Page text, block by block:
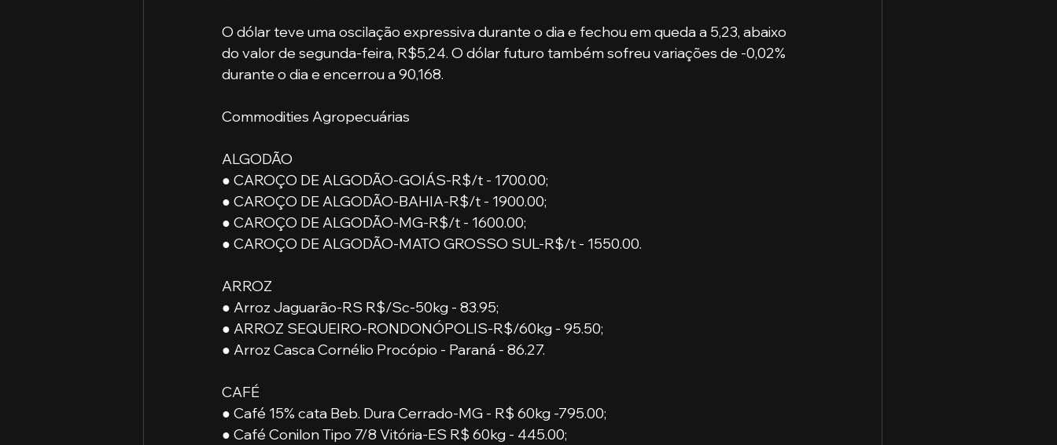
O dólar teve uma oscilação expressiva durante o dia e fechou em queda a 5,23, abaixo
do valor de segunda-feira, R$5,24. O dólar futuro também sofreu variações de -0,02%
durante o dia e encerrou a 90,168.
Commodities Agropecuárias
ALGODÃO
● CAROÇO DE ALGODÃO-GOIÁS-R$/t - 1700.00;
● CAROÇO DE ALGODÃO-BAHIA-R$/t - 1900.00;
● CAROÇO DE ALGODÃO-MG-R$/t - 1600.00;
● CAROÇO DE ALGODÃO-MATO GROSSO SUL-R$/t - 1550.00.
ARROZ
● Arroz Jaguarão-RS R$/Sc-50kg - 83.95;
● ARROZ SEQUEIRO-RONDONÓPOLIS-R$/60kg - 95.50;
● Arroz Casca Cornélio Procópio - Paraná - 86.27.
CAFÉ
● Café 15% cata Beb. Dura Cerrado-MG - R$ 60kg -795.00;
● Café Conilon Tipo 7/8 Vitória-ES R$ 60kg - 445.00;